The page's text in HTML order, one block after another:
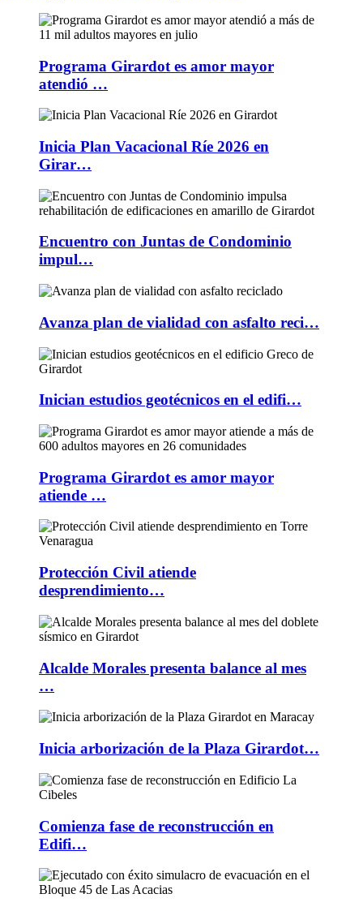
Programa Girardot es amor mayor
atendió …
Inicia Plan Vacacional Ríe 2026 en
Girar…
Encuentro con Juntas de Condominio
impul…
Avanza plan de vialidad con asfalto reci…
Inician estudios geotécnicos en el edifi…
Programa Girardot es amor mayor
atiende …
Protección Civil atiende
desprendimiento…
Alcalde Morales presenta balance al mes
…
Inicia arborización de la Plaza Girardot…
Comienza fase de reconstrucción en
Edifi…